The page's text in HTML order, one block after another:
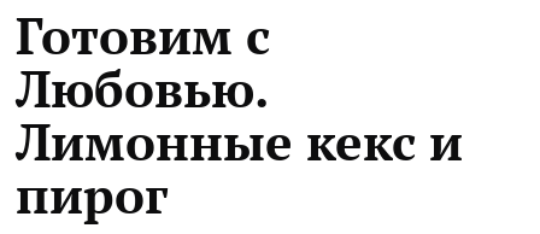
Готовим с
Любовью.
Лимонные кекс и
пирог